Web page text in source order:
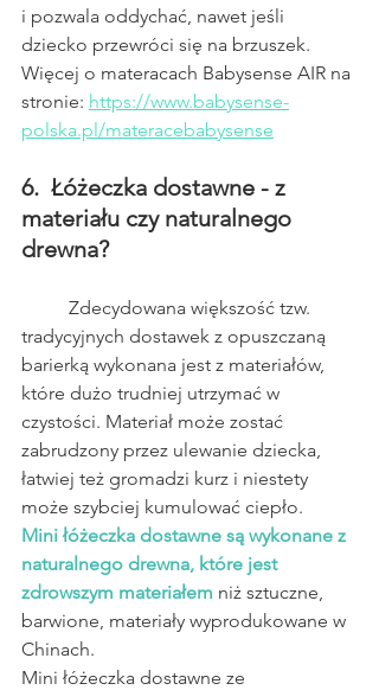
i pozwala oddychać, nawet jeśli
dziecko przewróci się na brzuszek.
Więcej o materacach Babysense AIR na
stronie: https://www.babysense-
polska.pl/materacebabysense
6.  Łóżeczka dostawne - z
materiału czy naturalnego
drewna?
tradycyjnych dostawek z opuszczaną
barierką wykonana jest z materiałów,
które dużo trudniej utrzymać w
czystości. Materiał może zostać
zabrudzony przez ulewanie dziecka,
łatwiej też gromadzi kurz i niestety
może szybciej kumulować ciepło.
Mini łóżeczka dostawne są wykonane z
naturalnego drewna, które jest
zdrowszym materiałem niż sztuczne,
barwione, materiały wyprodukowane w
Chinach.
Mini łóżeczka dostawne ze